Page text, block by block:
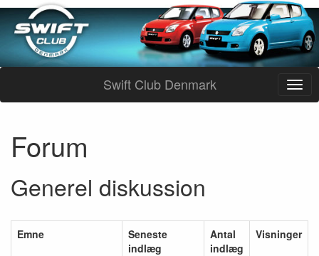
Swift Club Denmark
Forum
Generel diskussion
Emne
Seneste
indlæg
Antal
indlæg
Visninger